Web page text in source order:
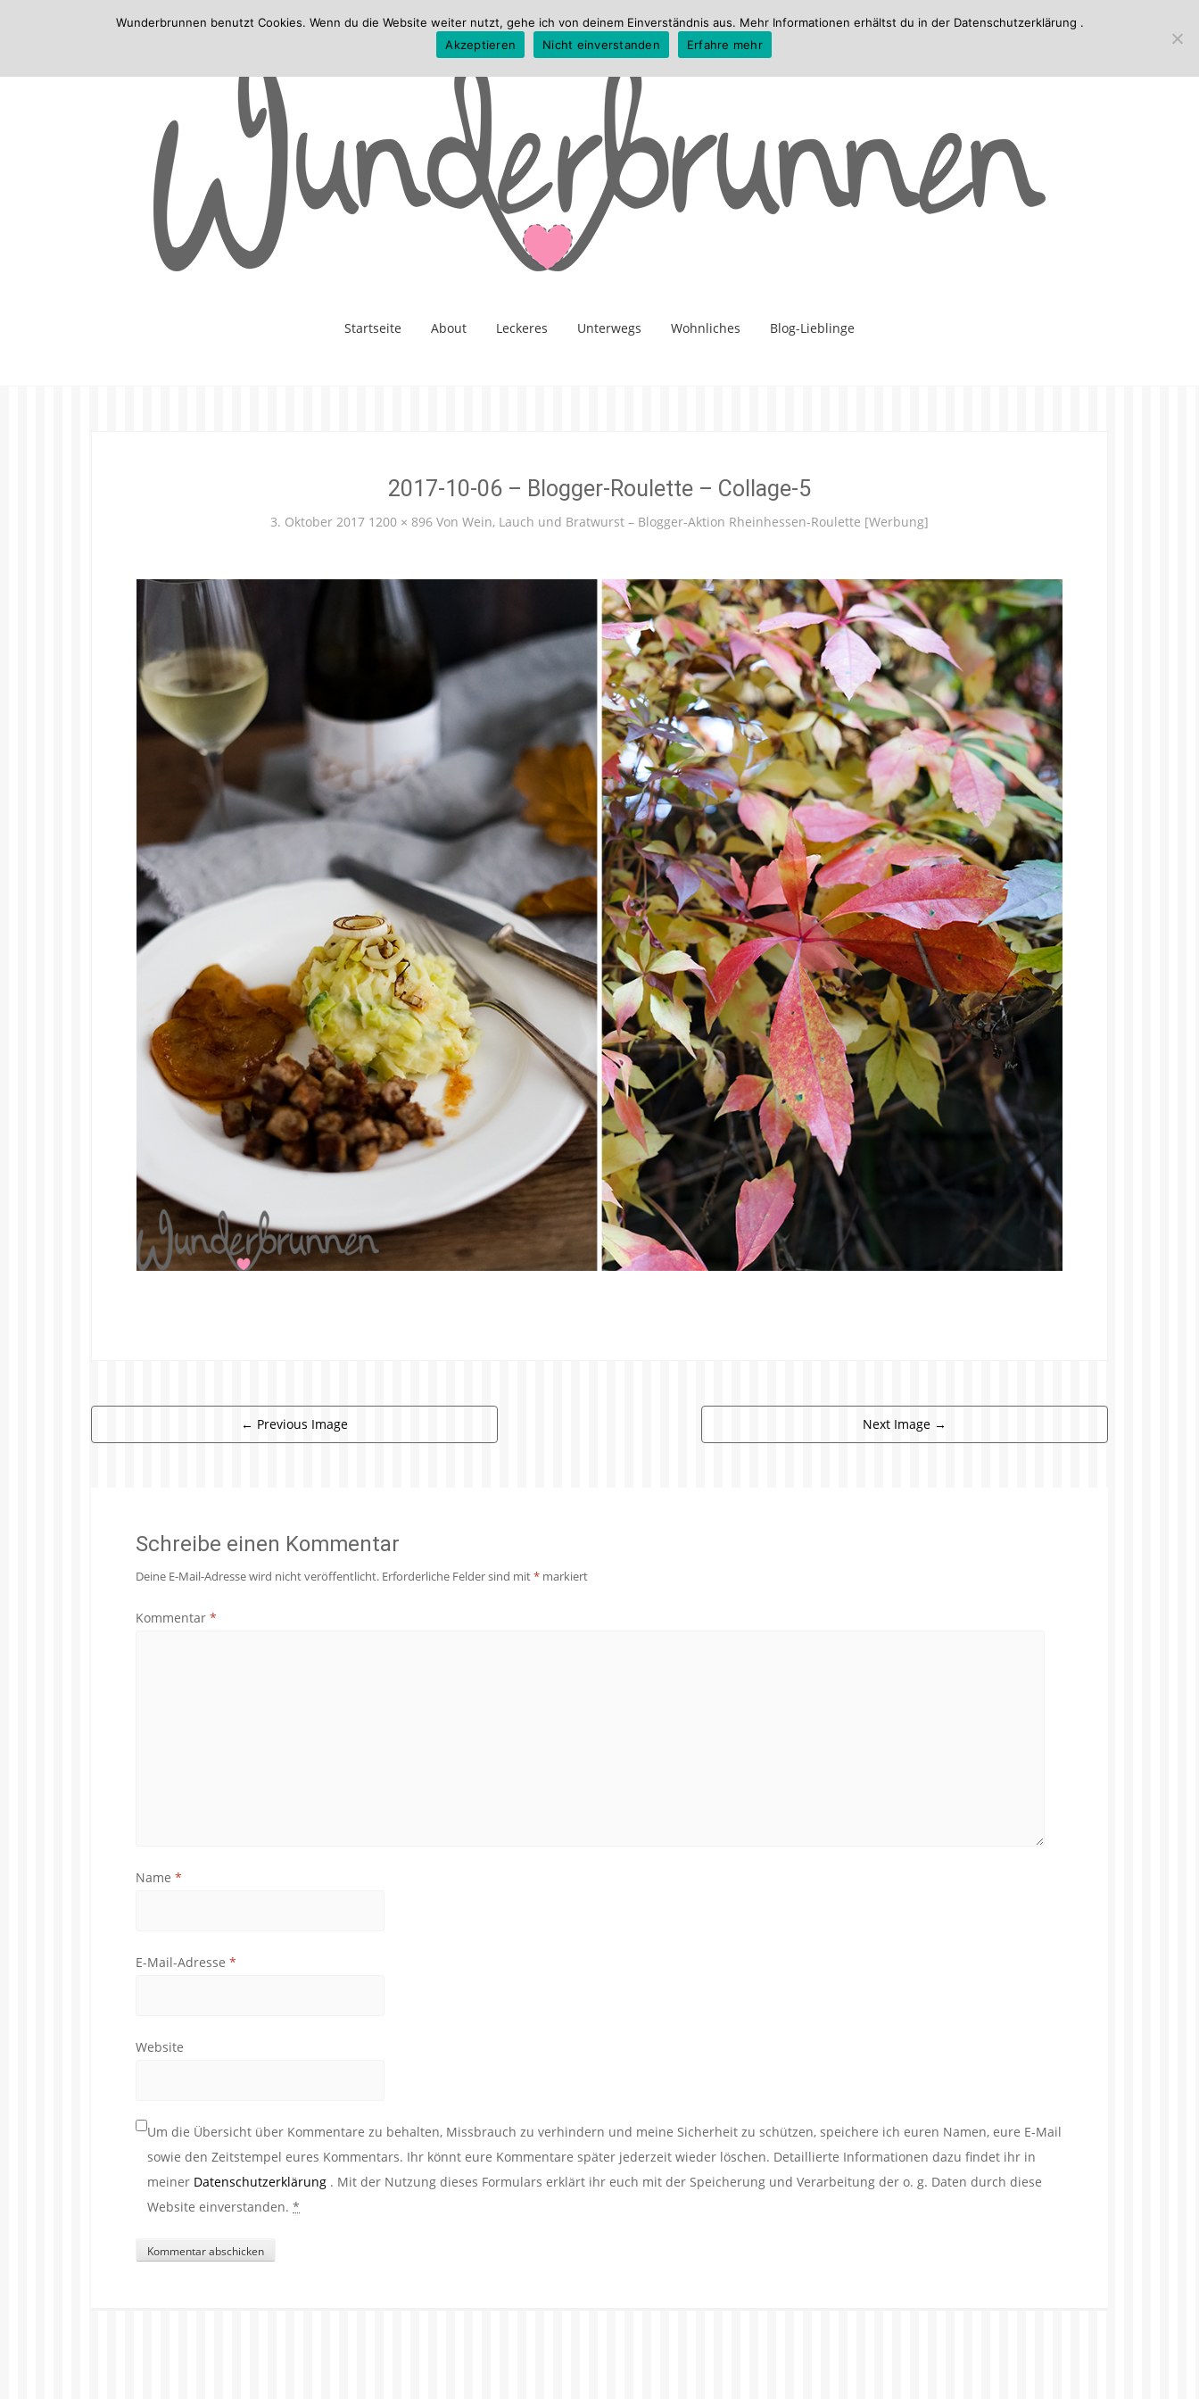
Startseite About Leckeres Unterwegs Wohnliches Blog-Lieblinge
2017-10-06 – Blogger-Roulette – Collage-5
3. Oktober 2017 1200 × 896 Von Wein, Lauch und Bratwurst – Blogger-Aktion Rheinhessen-Roulette [Werbung]
← Previous Image Next Image →
Schreibe einen Kommentar
Deine E-Mail-Adresse wird nicht veröffentlicht. Erforderliche Felder sind mit* markiert
Kommentar *
Name *
E-Mail-Adresse *
Website
Um die Übersicht über Kommentare zu behalten, Missbrauch zu verhindern und meine Sicherheit zu schützen, speichere ich euren Namen, eure E-Mail
sowie den Zeitstempel eures Kommentars. Ihr könnt eure Kommentare später jederzeit wieder löschen. Detaillierte Informationen dazu findet ihr in
meiner Datenschutzerklärung . Mit der Nutzung dieses Formulars erklärt ihr euch mit der Speicherung und Verarbeitung der o. g. Daten durch diese
Website einverstanden. *
Wunderbrunnen benutzt Cookies. Wenn du die Website weiter nutzt, gehe ich von deinem Einverständnis aus. Mehr Informationen erhältst du in der Datenschutzerklärung .
Akzeptieren
Nicht einverstanden Erfahre mehr